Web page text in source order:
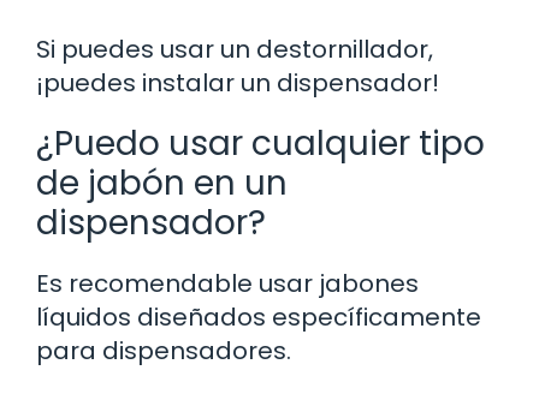
Si puedes usar un destornillador,
¡puedes instalar un dispensador!
¿Puedo usar cualquier tipo
de jabón en un
dispensador?
Es recomendable usar jabones
líquidos diseñados específicamente
para dispensadores.